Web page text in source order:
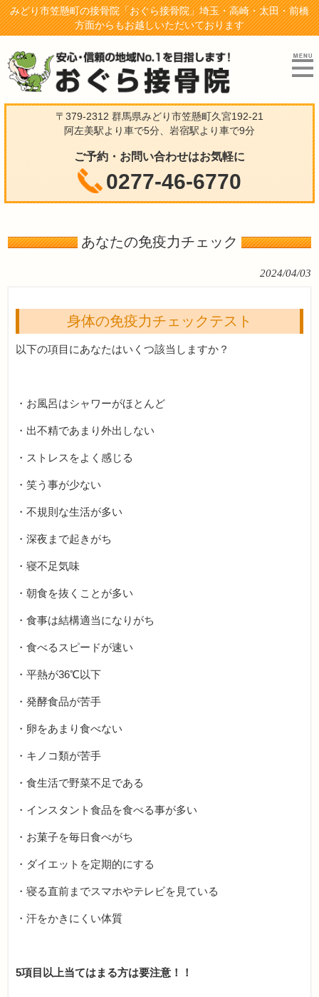
みどり市笠懸町の接骨院「おぐら接骨院」埼玉・高崎・太田・前橋
方面からもお越しいただいております
〒379-2312 群馬県みどり市笠懸町久宮192-21
阿左美駅より車で5分、岩宿駅より車で9分
ご予約・お問い合わせはお気軽に
0277-46-6770
あなたの免疫力チェック
2024/04/03
身体の免疫力チェックテスト
以下の項目にあなたはいくつ該当しますか？
・お風呂はシャワーがほとんど
・出不精であまり外出しない
・ストレスをよく感じる
・笑う事が少ない
・不規則な生活が多い
・深夜まで起きがち
・寝不足気味
・朝食を抜くことが多い
・食事は結構適当になりがち
・食べるスピードが速い
・平熱が36℃以下
・発酵食品が苦手
・卵をあまり食べない
・キノコ類が苦手
・食生活で野菜不足である
・インスタント食品を食べる事が多い
・お菓子を毎日食べがち
・ダイエットを定期的にする
・寝る直前までスマホやテレビを見ている
・汗をかきにくい体質
5項目以上当てはまる方は要注意！！